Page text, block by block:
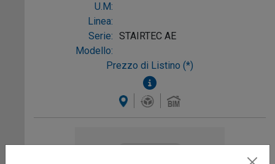
U.M:
Linea:
Serie: STAIRTEC AE
Modello:
Prezzo di Listino (*)